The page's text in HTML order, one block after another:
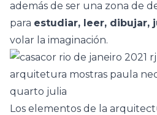
además de ser una zona de
para estudiar, leer, dibujar,
volar la imaginación.
Los elementos de la